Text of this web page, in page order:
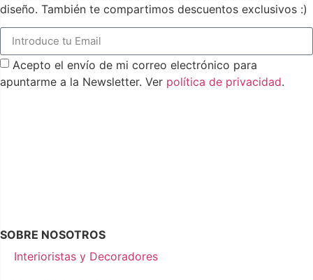
diseño. También te compartimos descuentos exclusivos :)
Acepto el envío de mi correo electrónico para
apuntarme a la Newsletter. Ver política de privacidad.
SOBRE NOSOTROS
Interioristas y Decoradores